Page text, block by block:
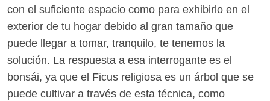
con el suficiente espacio como para exhibirlo en el
exterior de tu hogar debido al gran tamaño que
puede llegar a tomar, tranquilo, te tenemos la
solución. La respuesta a esa interrogante es el
bonsái, ya que el Ficus religiosa es un árbol que se
puede cultivar a través de esta técnica, como